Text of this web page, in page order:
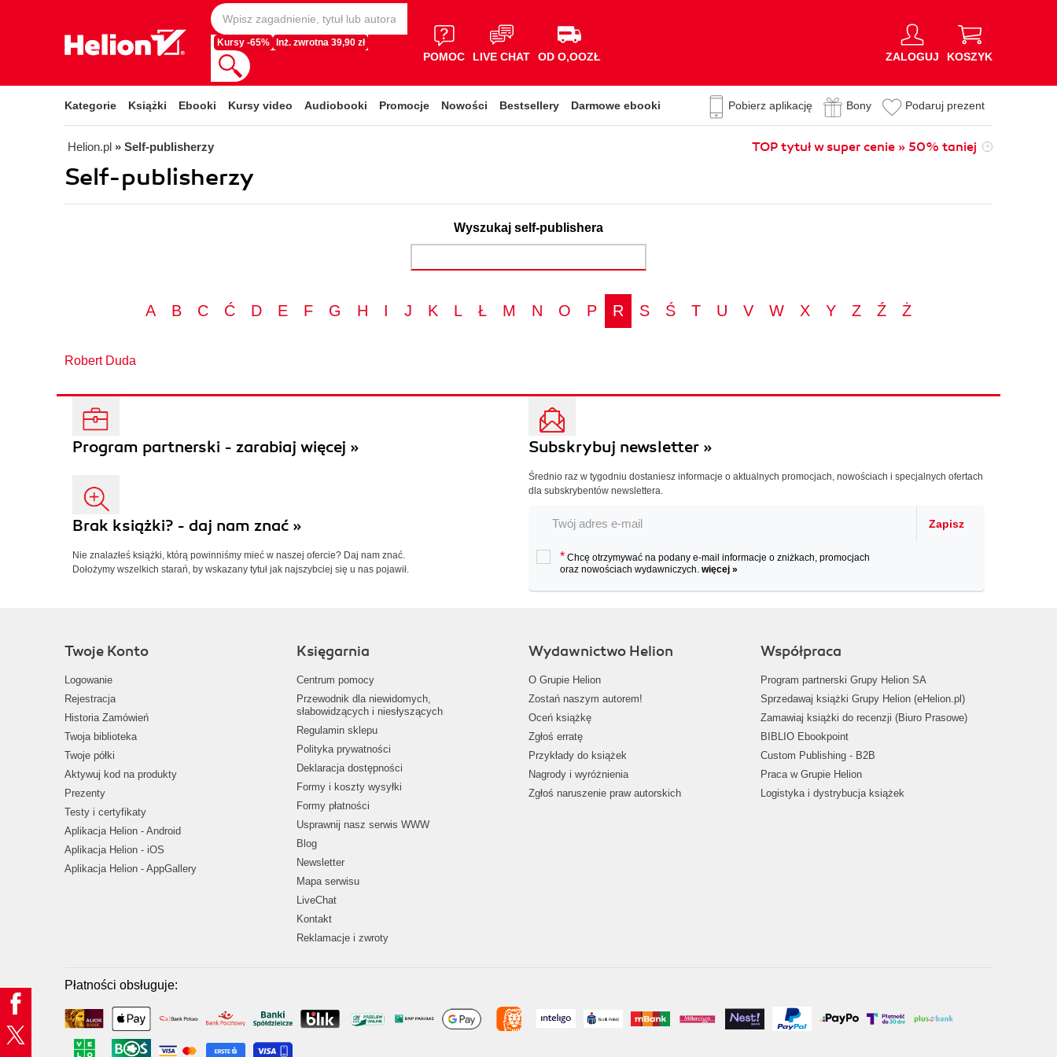
Kursy -65% Inż. zwrotna 39,90 zł
POMOC LIVE CHAT OD O,OOZŁ ZALOGUJ KOSZYK
Kategorie Książki Ebooki Kursy video Audiobooki Promocje Nowości Bestsellery Darmowe ebooki Pobierz aplikację Bony Podaruj prezent
Helion.pl » Self-publisherzy TOP tytuł w super cenie » 50% taniej
Self-publisherzy
Wyszukaj self-publishera
A B C Ć D E F G H I J K L Ł M N O P R S Ś T U V W X Y Z Ź Ż
Robert Duda
Program partnerski - zarabiaj więcej »
Brak książki? - daj nam znać »
Nie znalazłeś książki, którą powinniśmy mieć w naszej ofercie? Daj nam znać.
Dołożymy wszelkich starań, by wskazany tytuł jak najszybciej się u nas pojawił.
Subskrybuj newsletter »
Średnio raz w tygodniu dostaniesz informacje o aktualnych promocjach, nowościach i specjalnych ofertach
dla subskrybentów newslettera.
Zapisz
* Chcę otrzymywać na podany e-mail informacje o zniżkach, promocjach
oraz nowościach wydawniczych. więcej »
Twoje Konto
Logowanie
Rejestracja
Historia Zamówień
Twoja biblioteka
Twoje półki
Aktywuj kod na produkty
Prezenty
Testy i certyfikaty
Aplikacja Helion - Android
Aplikacja Helion - iOS
Aplikacja Helion - AppGallery
Księgarnia
Centrum pomocy
Przewodnik dla niewidomych,
słabowidzących i niesłyszących
Regulamin sklepu
Polityka prywatności
Deklaracja dostępności
Formy i koszty wysyłki
Formy płatności
Usprawnij nasz serwis WWW
Blog
Newsletter
Mapa serwisu
LiveChat
Kontakt
Reklamacje i zwroty
Wydawnictwo Helion
O Grupie Helion
Zostań naszym autorem!
Oceń książkę
Zgłoś erratę
Przykłady do książek
Nagrody i wyróżnienia
Zgłoś naruszenie praw autorskich
Współpraca
Program partnerski Grupy Helion SA
Sprzedawaj książki Grupy Helion (eHelion.pl)
Zamawiaj książki do recenzji (Biuro Prasowe)
BIBLIO Ebookpoint
Custom Publishing - B2B
Praca w Grupie Helion
Logistyka i dystrybucja książek
Płatności obsługuje: